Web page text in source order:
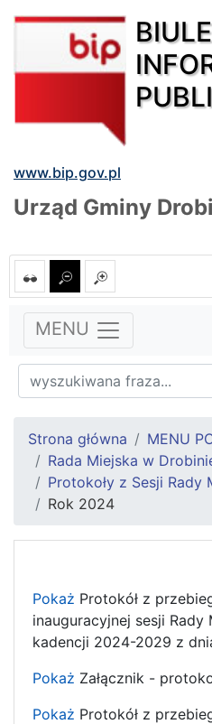
www.bip.gov.pl
Urząd Gminy
MENU
Strona główna
MENU
Rada Miejska w
Protokoły z Sesji Rady
Rok 2024
Pokaż Protokół z
inauguracyjnej sesji
kadencji 2024-2029 z
Pokaż Załącznik -
Pokaż Protokół z